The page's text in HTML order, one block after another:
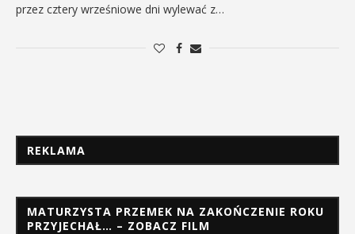
przez cztery wrześniowe dni wylewać z…
REKLAMA
MATURZYSTA PRZEMEK NA ZAKOŃCZENIE ROKU
PRZYJECHAŁ… – ZOBACZ FILM